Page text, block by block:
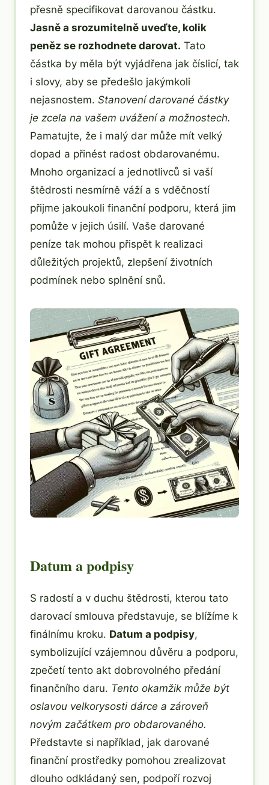
přesně specifikovat darovanou částku.
Jasně a srozumitelně uveďte, kolik
peněz se rozhodnete darovat. Tato
částka by měla být vyjádřena jak číslicí, tak
i slovy, aby se předešlo jakýmkoli
nejasnostem. Stanovení darované částky
je zcela na vašem uvážení a možnostech.
Pamatujte, že i malý dar může mít velký
dopad a přinést radost obdarovanému.
Mnoho organizací a jednotlivců si vaší
štědrosti nesmírně váží a s vděčností
přijme jakoukoli finanční podporu, která jim
pomůže v jejich úsilí. Vaše darované
peníze tak mohou přispět k realizaci
důležitých projektů, zlepšení životních
podmínek nebo splnění snů.
Datum a podpisy
S radostí a v duchu štědrosti, kterou tato
darovací smlouva představuje, se blížíme k
finálnímu kroku. Datum a podpisy,
symbolizující vzájemnou důvěru a podporu,
zpečetí tento akt dobrovolného předání
finančního daru. Tento okamžik může být
oslavou velkorysosti dárce a zároveň
novým začátkem pro obdarovaného.
Představte si například, jak darované
finanční prostředky pomohou zrealizovat
dlouho odkládaný sen, podpoří rozvoj